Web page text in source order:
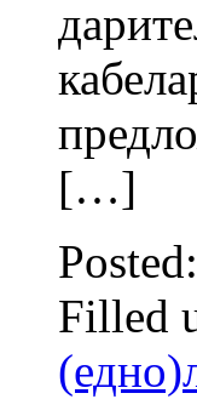
[…]
Filled